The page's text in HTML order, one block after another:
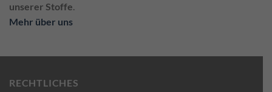
unserer Stoffe.
Mehr über uns
RECHTLICHES